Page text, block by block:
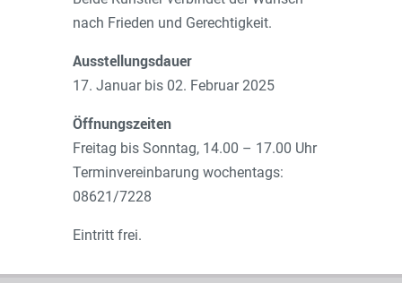
nach Frieden und Gerechtigkeit.
Ausstellungsdauer
17. Januar bis 02. Februar 2025
Öffnungszeiten
Freitag bis Sonntag, 14.00 – 17.00 Uhr
Terminvereinbarung wochentags:
08621/7228
Eintritt frei.